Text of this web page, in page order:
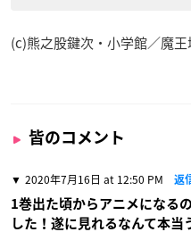
(c)熊之股鍵次・小学館／魔
皆のコメント
2020年7月16日 at 12:50 PM 返
1巻出た頃からアニメになる
した！遂に見れるなんて本当